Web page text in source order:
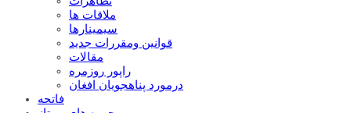
ملاقات ها
سيمينارها
قوانين ومقررات جديد
مقالات
راپور روزمره
درمورد پناهجويان افغان
فاتحه